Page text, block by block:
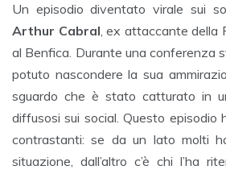
Un episodio diventato virale sui
Arthur Cabral, ex attaccante della
al Benfica. Durante una conferenza
potuto nascondere la sua
sguardo che è stato catturato in
diffusosi sui social. Questo episodio
contrastanti: se da un lato molti
situazione, dall’altro c’è chi l’ha